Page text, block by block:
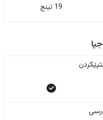
19 ئینج